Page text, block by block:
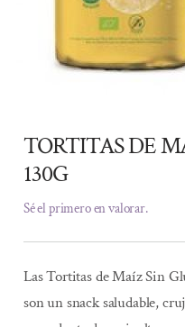
TORTITAS DE
130G
Sé el primero en valorar.
Las Tortitas de Maíz Sin
son un snack saludable,